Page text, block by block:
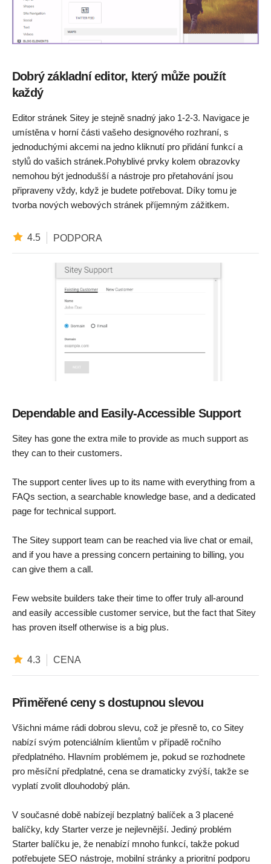
Dobrý základní editor, který může použít
každý
Editor stránek Sitey je stejně snadný jako 1-2-3. Navigace je
umístěna v horní části vašeho designového rozhraní, s
jednoduchými akcemi na jedno kliknutí pro přidání funkcí a
stylů do vašich stránek.Pohyblivé prvky kolem obrazovky
nemohou být jednodušší a nástroje pro přetahování jsou
připraveny vždy, když je budete potřebovat. Díky tomu je
tvorba nových webových stránek příjemným zážitkem.
4.5 PODPORA
Dependable and Easily-Accessible Support
Sitey has gone the extra mile to provide as much support as
they can to their customers.
The support center lives up to its name with everything from a
FAQs section, a searchable knowledge base, and a dedicated
page for technical support.
The Sitey support team can be reached via live chat or email,
and if you have a pressing concern pertaining to billing, you
can give them a call.
Few website builders take their time to offer truly all-around
and easily accessible customer service, but the fact that Sitey
has proven itself otherwise is a big plus.
4.3 CENA
Přiměřené ceny s dostupnou slevou
Všichni máme rádi dobrou slevu, což je přesně to, co Sitey
nabízí svým potenciálním klientům v případě ročního
předplatného. Hlavním problémem je, pokud se rozhodnete
pro měsíční předplatné, cena se dramaticky zvýší, takže se
vyplatí zvolit dlouhodobý plán.
V současné době nabízejí bezplatný balíček a 3 placené
balíčky, kdy Starter verze je nejlevnější. Jediný problém
Starter balíčku je, že nenabízí mnoho funkcí, takže pokud
potřebujete SEO nástroje, mobilní stránky a prioritní podporu